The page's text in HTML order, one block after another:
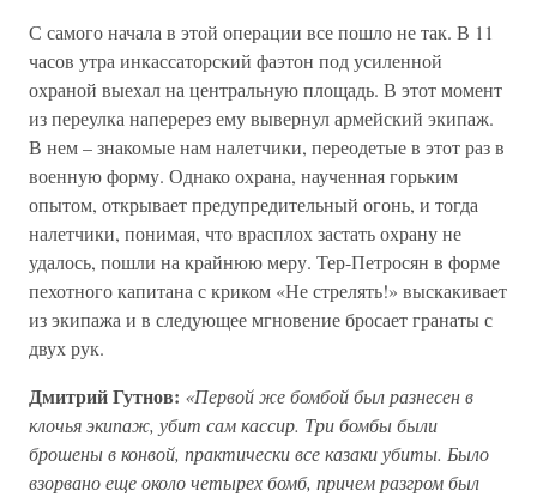
С самого начала в этой операции все пошло не так. В 11
часов утра инкассаторский фаэтон под усиленной
охраной выехал на центральную площадь. В этот момент
из переулка наперерез ему вывернул армейский экипаж.
В нем – знакомые нам налетчики, переодетые в этот раз в
военную форму. Однако охрана, наученная горьким
опытом, открывает предупредительный огонь, и тогда
налетчики, понимая, что врасплох застать охрану не
удалось, пошли на крайнюю меру. Тер-Петросян в форме
пехотного капитана с криком «Не стрелять!» выскакивает
из экипажа и в следующее мгновение бросает гранаты с
двух рук.
Дмитрий Гутнов: «Первой же бомбой был разнесен в
клочья экипаж, убит сам кассир. Три бомбы были
брошены в конвой, практически все казаки убиты. Было
взорвано еще около четырех бомб, причем разгром был